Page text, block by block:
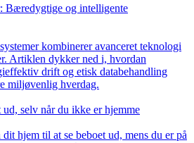
Bæredygtige og intelligente
kombinerer avanceret teknologi
Artiklen dykker ned i, hvordan
drift og etisk databehandling
miljøvenlig hverdag.
selv når du ikke er hjemme
hjem til at se beboet ud, mens du er på